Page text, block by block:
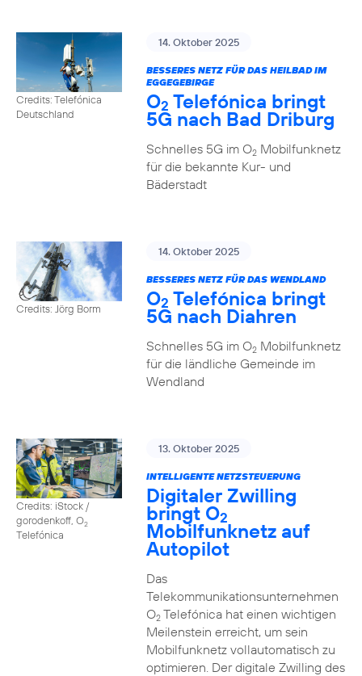
Credits: Telefónica
Deutschland
14. Oktober 2025
BESSERES NETZ FÜR DAS HEILBAD IM
EGGEGEBIRGE
O2 Telefónica bringt
5G nach Bad Driburg
Schnelles 5G im O2Mobilfunknetz
für die bekannte Kur- und
Bäderstadt
Credits: Jörg Borm
14. Oktober 2025
BESSERES NETZ FÜR DAS WENDLAND
O2 Telefónica bringt
5G nach Diahren
Schnelles 5G im O2Mobilfunknetz
für die ländliche Gemeinde im
Wendland
Credits: iStock /
gorodenkoff, O2
Telefónica
13. Oktober 2025
INTELLIGENTE NETZSTEUERUNG
Digitaler Zwilling
bringt O2
Mobilfunknetz auf
Autopilot
Das
Telekommunikationsunternehmen
O2Telefónica hat einen wichtigen
Meilenstein erreicht, um sein
Mobilfunknetz vollautomatisch zu
optimieren. Der digitale Zwilling des